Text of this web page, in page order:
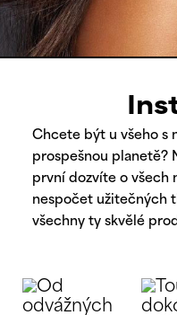
Chcete být u všeho s
prospešnou planetě?
první dozvíte o všech
nespočet užitečných
všechny ty skvělé